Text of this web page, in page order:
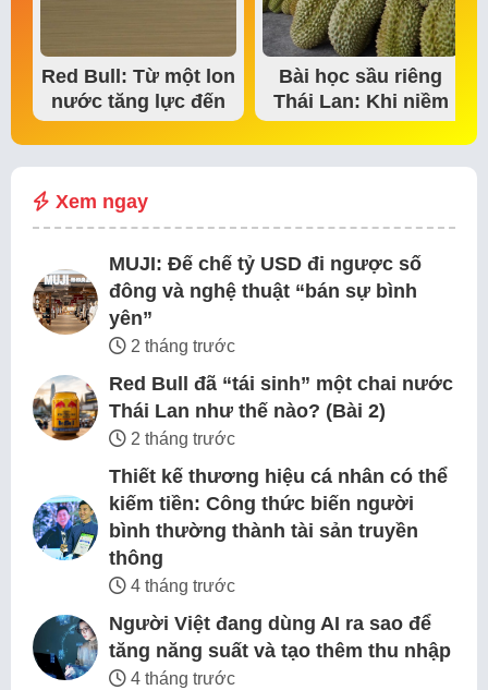
Red Bull: Từ một lon
nước tăng lực đến
đế chế thể…
Bài học sầu riêng
Thái Lan: Khi niềm
tin thị trường bắt…
Xem ngay
MUJI: Đế chế tỷ USD đi ngược số
đông và nghệ thuật “bán sự bình
yên”
2 tháng trước
Red Bull đã “tái sinh” một chai nước
Thái Lan như thế nào? (Bài 2)
2 tháng trước
Thiết kế thương hiệu cá nhân có thể
kiếm tiền: Công thức biến người
bình thường thành tài sản truyền
thông
4 tháng trước
Người Việt đang dùng AI ra sao để
tăng năng suất và tạo thêm thu nhập
4 tháng trước